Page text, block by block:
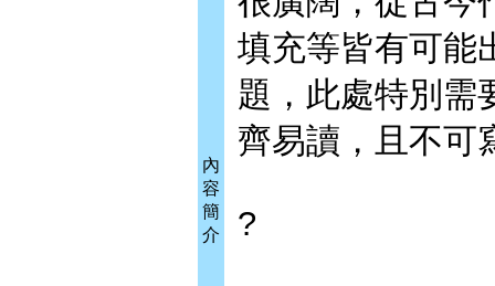
內
容
簡
介
填充等皆有可能
題，此處特別需
齊易讀，且不可
?